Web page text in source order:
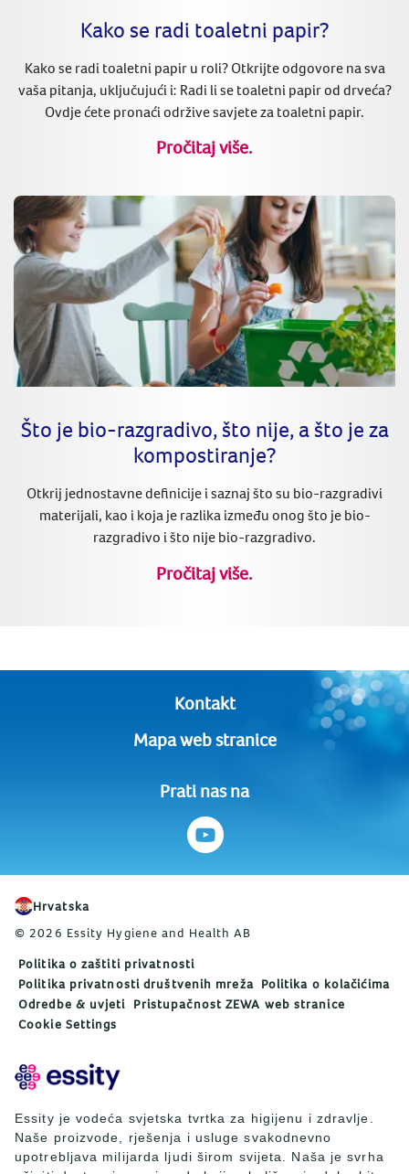
Kako se radi toaletni papir?
Kako se radi toaletni papir u roli? Otkrijte odgovore na sva
vaša pitanja, uključujući i: Radi li se toaletni papir od drveća?
Ovdje ćete pronaći održive savjete za toaletni papir.
Pročitaj više.
Što je bio-razgradivo, što nije, a što je za
kompostiranje?
Otkrij jednostavne definicije i saznaj što su bio-razgradivi
materijali, kao i koja je razlika između onog što je bio-
razgradivo i što nije bio-razgradivo.
Pročitaj više.
Kontakt
Mapa web stranice
Prati nas na
Hrvatska
© 2026 Essity Hygiene and Health AB
Politika o zaštiti privatnosti
Politika privatnosti društvenih mreža Politika o kolačićima
Odredbe & uvjeti Pristupačnost ZEWA web stranice
Cookie Settings
Essity je vodeća svjetska tvrtka za higijenu i zdravlje.
Naše proizvode, rješenja i usluge svakodnevno
upotrebljava milijarda ljudi širom svijeta. Naša je svrha